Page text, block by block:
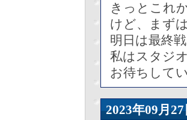
きっとこれ
けど、まず
明日は最終
私はスタジ
お待ちして
2023年09